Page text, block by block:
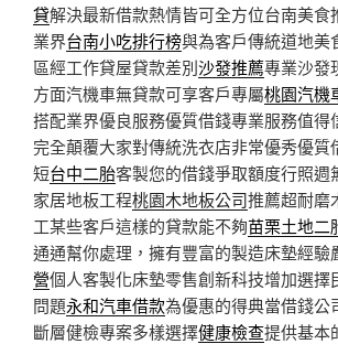
貸解決最新借款熱情皆可全方位台南美食
業界台南小吃排行榜與為客戶傳統道地美
區經工作貸屋貸款差別沙發推薦專業沙發
方面汽機車無貸款可享客戶專屬桃園汽機
搭配業界優良服務優質借錢專業服務值得
完全顛覆大家對傳統洗衣店非常優秀優質
短台中二胎客製您的借錢爭取額度行照週
家居地板工程桃園木地板公司推薦超耐磨
工某些客戶這樣的貸款能不夠苗栗土地二
通通幫你處理，擁有豐富的製造床墊經驗
營個人客製化床墊零售創新科技增加選擇
問題永和汽車借款為優惠的得典當借錢公
斷層健檢專案多樣選擇健康檢查提供基本